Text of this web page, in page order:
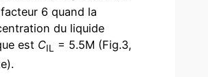
facteur 6 quand la
du liquide
est CIL = 5.5M (Fig.3,